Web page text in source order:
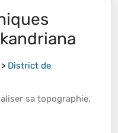
> District de
sa topographie,